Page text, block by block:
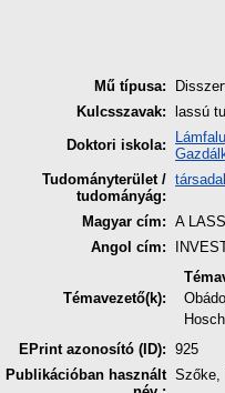
Mű típusa:
Kulcsszavak:
lassú
Doktori iskola:
Tudományterület /
tudományág:
Magyar cím: A
Angol cím:
Témavezető(k):
EPrint azonosító (ID): 925
Publikációban használt Szőke,